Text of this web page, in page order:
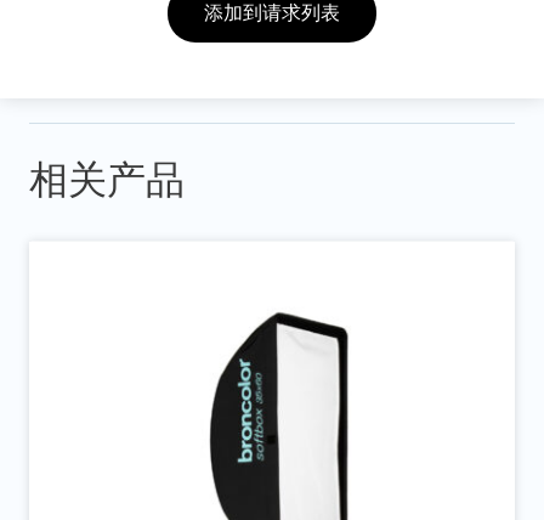
添加到请求列表
相关产品